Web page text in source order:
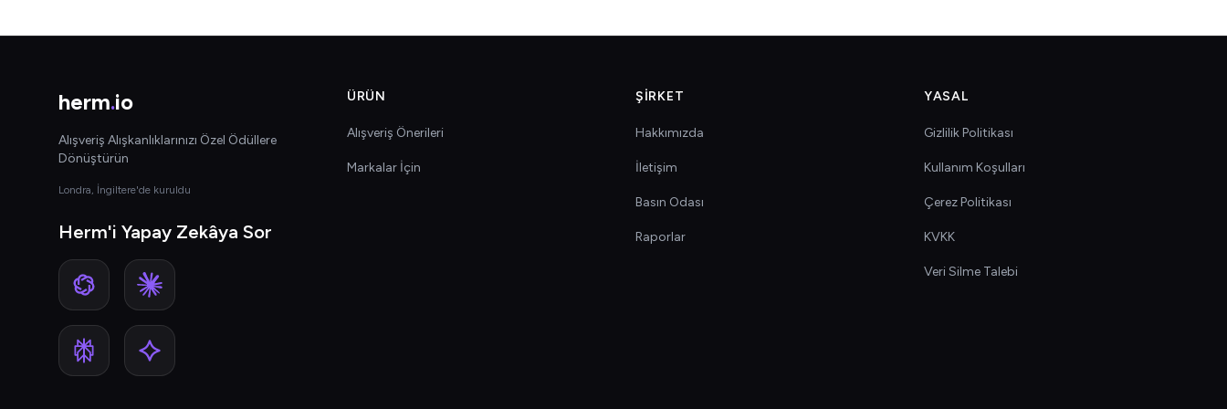
herm.io
Alışveriş Alışkanlıklarınızı Özel Ödüllere
Dönüştürün
Londra, İngiltere'de kuruldu
Herm'i Yapay Zekâya Sor
ÜRÜN
Alışveriş Önerileri
Markalar İçin
ŞIRKET
Hakkımızda
İletişim
Basın Odası
Raporlar
YASAL
Gizlilik Politikası
Kullanım Koşulları
Çerez Politikası
KVKK
Veri Silme Talebi